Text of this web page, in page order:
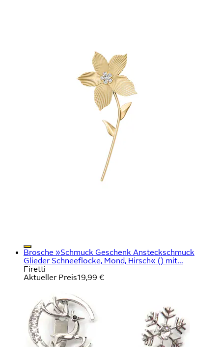
Brosche »Schmuck Geschenk Ansteckschmuck
Glieder Schneeflocke, Mond, Hirsch« () mit...
Firetti
Aktueller Preis19,99 €